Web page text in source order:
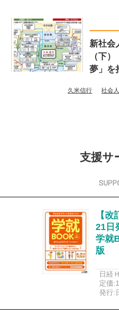
新社会
（下
夢」を
久米信行 社会
支援サ
【
21日
学就
版
日経
定価
発行: